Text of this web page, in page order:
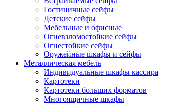
Гостиничные сейфы
Детские сейфы
Мебельные и офисные
Огневзломостойкие сейфы
Огнестойкие сейфы
Оружейные шкафы и сейфы
Металлическая мебель
Индивидуальные шкафы кассира
Картотеки
Картотеки больших форматов
Многоящичные шкафы